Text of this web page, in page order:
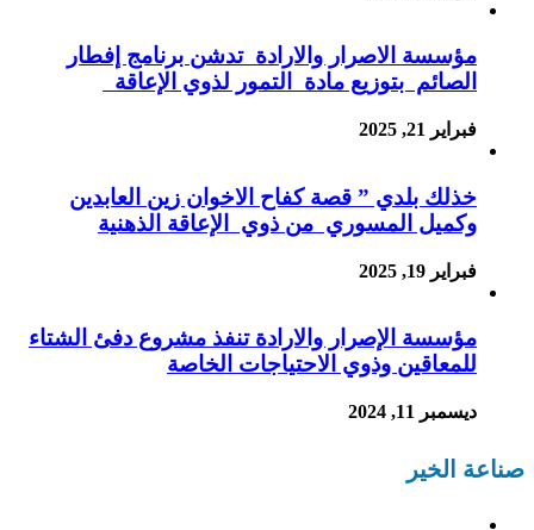
مؤسسة الاصرار والارادة تدشن برنامج إفطار
الصائم بتوزيع مادة التمور لذوي الإعاقة
فبراير 21, 2025
خذلك بلدي ” قصة كفاح الاخوان زين العابدين
وكميل المسوري من ذوي الإعاقة الذهنية
فبراير 19, 2025
مؤسسة الإصرار والارادة تنفذ مشروع دفئ الشتاء
للمعاقين وذوي الاحتياجات الخاصة
ديسمبر 11, 2024
صناعة الخير